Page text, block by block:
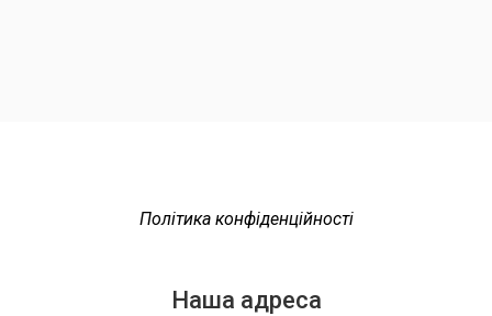
Політика конфіденційності
Наша адреса